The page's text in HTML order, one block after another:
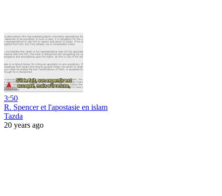
3:50
R. Spencer et l'apostasie en islam
Tazda
20 years ago